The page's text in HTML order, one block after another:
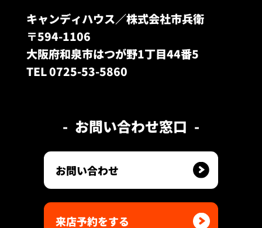
キャンディハウス／株式会社市兵衛
〒594-1106
大阪府和泉市はつが野1丁目44番5
TEL 0725-53-5860
お問い合わせ窓口
お問い合わせ
来店予約をする